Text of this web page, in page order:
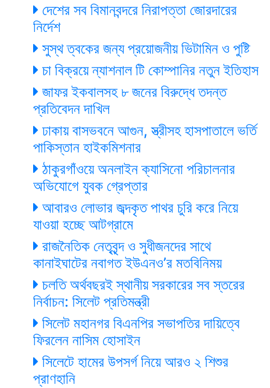
দেশের সব বিমানবন্দরে নিরাপত্তা জোরদারের
নির্দেশ
সুস্থ ত্বকের জন্য প্রয়োজনীয় ভিটামিন ও পুষ্টি
চা বিক্রয়ে ন্যাশনাল টি কোম্পানির নতুন ইতিহাস
জাফর ইকবালসহ ৮ জনের বিরুদ্ধে তদন্ত
প্রতিবেদন দাখিল
ঢাকায় বাসভবনে আগুন, স্ত্রীসহ হাসপাতালে ভর্তি
পাকিস্তান হাইকমিশনার
ঠাকুরগাঁওয়ে অনলাইন ক্যাসিনো পরিচালনার
অভিযোগে যুবক গ্রেপ্তার
আবারও লোভার জব্দকৃত পাথর চুরি করে নিয়ে
যাওয়া হচ্ছে আটগ্রামে
রাজনৈতিক নেতৃবৃন্দ ও সুধীজনদের সাথে
কানাইঘাটের নবাগত ইউএনও’র মতবিনিময়
চলতি অর্থবছরই স্থানীয় সরকারের সব স্তরের
নির্বাচন: সিলেট প্রতিমন্ত্রী
সিলেট মহানগর বিএনপির সভাপতির দায়িত্বে
ফিরলেন নাসিম হোসাইন
সিলেটে হামের উপসর্গ নিয়ে আরও ২ শিশুর
প্রাণহানি